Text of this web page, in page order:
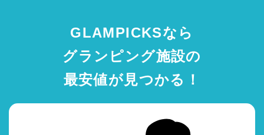
GLAMPICKSなら
グランピング施設の
最安値が見つかる！